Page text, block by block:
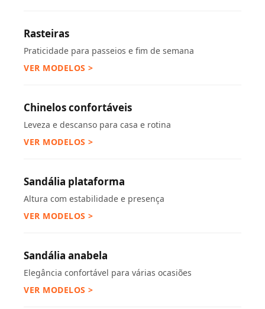
Rasteiras
Praticidade para passeios e fim de semana
VER MODELOS >
Chinelos confortáveis
Leveza e descanso para casa e rotina
VER MODELOS >
Sandália plataforma
Altura com estabilidade e presença
VER MODELOS >
Sandália anabela
Elegância confortável para várias ocasiões
VER MODELOS >